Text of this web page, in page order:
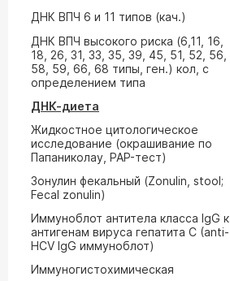
ДНК ВПЧ 6 и 11 типов (кач.)
ДНК ВПЧ высокого риска (6,11, 16,
18, 26, 31, 33, 35, 39, 45, 51, 52, 56,
58, 59, 66, 68 типы, ген.) кол, с
определением типа
ДНК-диета
Жидкостное цитологическое
исследование (окрашивание по
Папаниколау, PAP-тест)
Зонулин фекальный (Zonulin, stool;
Fecal zonulin)
Иммуноблот антитела класса IgG к
антигенам вируса гепатита С (anti-
HCV IgG иммуноблот)
Иммуногистохимическая